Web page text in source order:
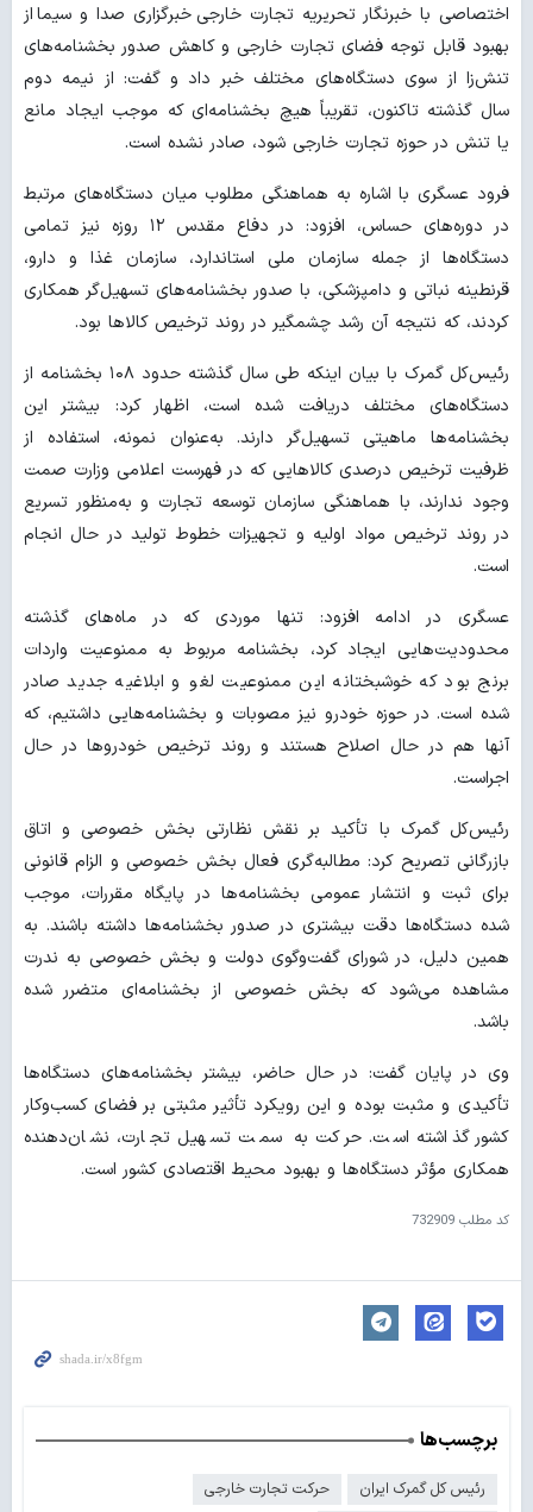
اختصاصی با خبرنگار تحریریه تجارت خارجی خبرگزاری صدا و سیما از
بهبود قابل توجه فضای تجارت خارجی و کاهش صدور بخشنامه‌های
تنش‌زا از سوی دستگاه‌های مختلف خبر داد و گفت: از نیمه دوم
سال گذشته تاکنون، تقریباً هیچ بخشنامه‌ای که موجب ایجاد مانع
یا تنش در حوزه تجارت خارجی شود، صادر نشده است.
فرود عسگری با اشاره به هماهنگی مطلوب میان دستگاه‌های مرتبط
در دوره‌های حساس، افزود: در دفاع مقدس ۱۲ روزه نیز تمامی
دستگاه‌ها از جمله سازمان ملی استاندارد، سازمان غذا و دارو،
قرنطینه نباتی و دامپزشکی، با صدور بخشنامه‌های تسهیل‌گر همکاری
کردند، که نتیجه آن رشد چشمگیر در روند ترخیص کالاها بود.
رئیس‌کل گمرک با بیان اینکه طی سال گذشته حدود ۱۰۸ بخشنامه از
دستگاه‌های مختلف دریافت شده است، اظهار کرد: بیشتر این
بخشنامه‌ها ماهیتی تسهیل‌گر دارند. به‌عنوان نمونه، استفاده از
ظرفیت ترخیص درصدی کالاهایی که در فهرست اعلامی وزارت صمت
وجود ندارند، با هماهنگی سازمان توسعه تجارت و به‌منظور تسریع
در روند ترخیص مواد اولیه و تجهیزات خطوط تولید در حال انجام
است.
عسگری در ادامه افزود: تنها موردی که در ماه‌های گذشته
محدودیت‌هایی ایجاد کرد، بخشنامه مربوط به ممنوعیت واردات
برنج بود که خوشبختانه این ممنوعیت لغو و ابلاغیه جدید صادر
شده است. در حوزه خودرو نیز مصوبات و بخشنامه‌هایی داشتیم، که
آنها هم در حال اصلاح هستند و روند ترخیص خودروها در حال
اجراست.
رئیس‌کل گمرک با تأکید بر نقش نظارتی بخش خصوصی و اتاق
بازرگانی تصریح کرد: مطالبه‌گری فعال بخش خصوصی و الزام قانونی
برای ثبت و انتشار عمومی بخشنامه‌ها در پایگاه مقررات، موجب
شده دستگاه‌ها دقت بیشتری در صدور بخشنامه‌ها داشته باشند. به
همین دلیل، در شورای گفت‌وگوی دولت و بخش خصوصی به ندرت
مشاهده می‌شود که بخش خصوصی از بخشنامه‌ای متضرر شده
باشد.
وی در پایان گفت: در حال حاضر، بیشتر بخشنامه‌های دستگاه‌ها
تأکیدی و مثبت بوده و این رویکرد تأثیر مثبتی بر فضای کسب‌وکار
کشور گذاشته است. حرکت به سمت تسهیل تجارت، نشان‌دهنده
همکاری مؤثر دستگاه‌ها و بهبود محیط اقتصادی کشور است.
کد مطلب 732909
برچسب‌ها
رئیس کل گمرک ایران
حرکت تجارت خارجی